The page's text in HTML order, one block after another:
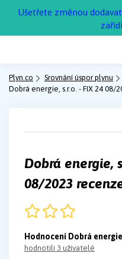
Ušetřete změnou
Plyn.co Srovnání úspor plynu
Dobrá energie, s.r.o. - FIX 24 08/
Dobrá energie,
08/2023
Hodnocení Dobrá
hodnotili 3 uživatelé